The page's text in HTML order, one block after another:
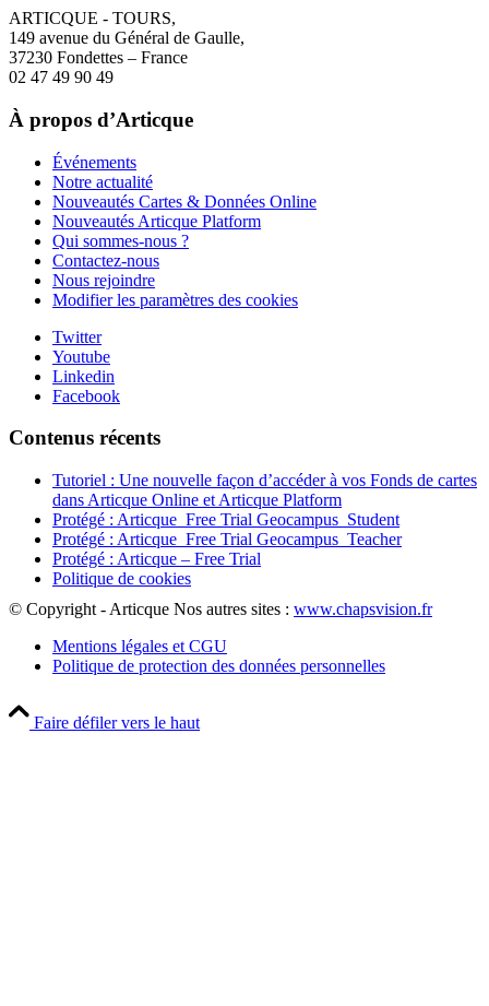
ARTICQUE - TOURS,
149 avenue du Général de Gaulle,
37230 Fondettes – France
02 47 49 90 49
À propos d’Articque
Événements
Notre actualité
Nouveautés Cartes & Données Online
Nouveautés Articque Platform
Qui sommes-nous ?
Contactez-nous
Nous rejoindre
Modifier les paramètres des cookies
Twitter
Youtube
Linkedin
Facebook
Contenus récents
Tutoriel : Une nouvelle façon d’accéder à vos Fonds de cartes
dans Articque Online et Articque Platform
Protégé : Articque_Free Trial Geocampus_Student
Protégé : Articque_Free Trial Geocampus_Teacher
Protégé : Articque – Free Trial
Politique de cookies
© Copyright - Articque Nos autres sites : www.chapsvision.fr
Mentions légales et CGU
Politique de protection des données personnelles
Faire défiler vers le haut